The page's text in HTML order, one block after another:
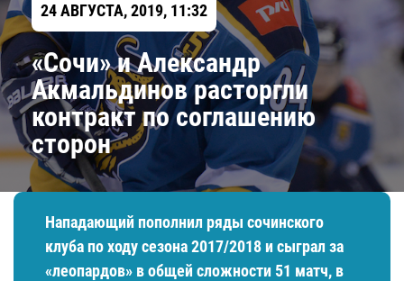
24 АВГУСТА, 2019, 11:32
«Сочи» и Александр
Акмальдинов расторгли
контракт по соглашению
сторон
Нападающий пополнил ряды сочинского
клуба по ходу сезона 2017/2018 и сыграл за
«леопардов» в общей сложности 51 матч, в